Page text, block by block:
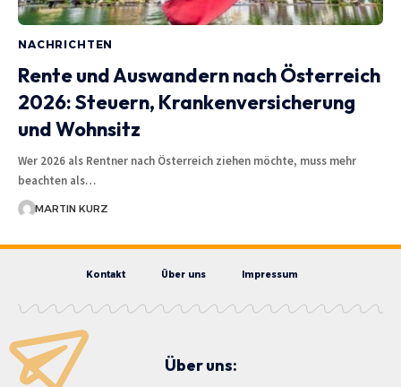
NACHRICHTEN
Rente und Auswandern nach Österreich
2026: Steuern, Krankenversicherung
und Wohnsitz
Wer 2026 als Rentner nach Österreich ziehen möchte, muss mehr
beachten als…
MARTIN KURZ
Kontakt Über uns Impressum
Über uns: